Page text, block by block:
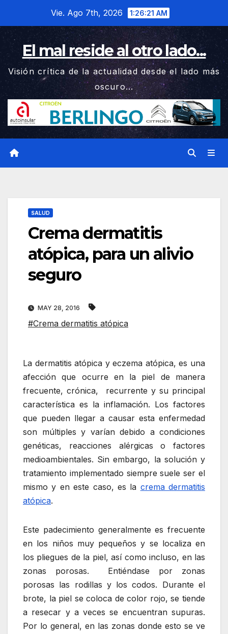
contenido
Vie. Ago 7th, 2026 1:26:22 AM
El mal reside al otro lado...
Visión crítica de la actualidad desde el lado más
oscuro...
SALUD
Crema dermatitis
atópica, para un alivio
seguro
MAY 28, 2016
#Crema dermatitis atópica
La dermatitis atópica y eczema atópica, es una
afección que ocurre en la piel de manera
frecuente, crónica, recurrente y su principal
característica es la inflamación. Los factores
que pueden llegar a causar esta enfermedad
son múltiples y varían debido a condiciones
genéticas, reacciones alérgicas o factores
medioambientales. Sin embargo, la solución y
tratamiento implementado siempre suele ser el
mismo y en este caso, es la crema dermatitis
atópica.
Este padecimiento generalmente es frecuente
en los niños muy pequeños y se localiza en
los pliegues de la piel, así como incluso, en las
zonas porosas. Entiéndase por zonas
porosas las rodillas y los codos. Durante el
brote, la piel se coloca de color rojo, se tiende
a resecar y a veces se encuentran supuras.
Por lo general, en las zonas donde esto se ve